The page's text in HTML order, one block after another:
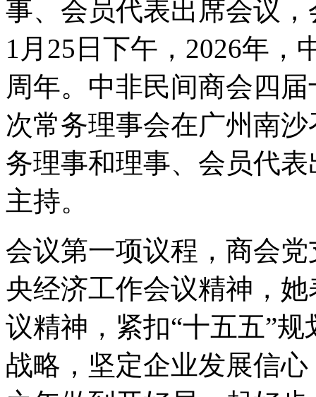
事、会员代表出席会议
1月25日下午，2026年，
周年。中非民间商会四
次常务理事会在广州南
务理事和理事、会员代
主持。
会议第一项议程，商会
央经济工作会议精神，
议精神，紧扣“十五五”
战略，坚定企业发展信